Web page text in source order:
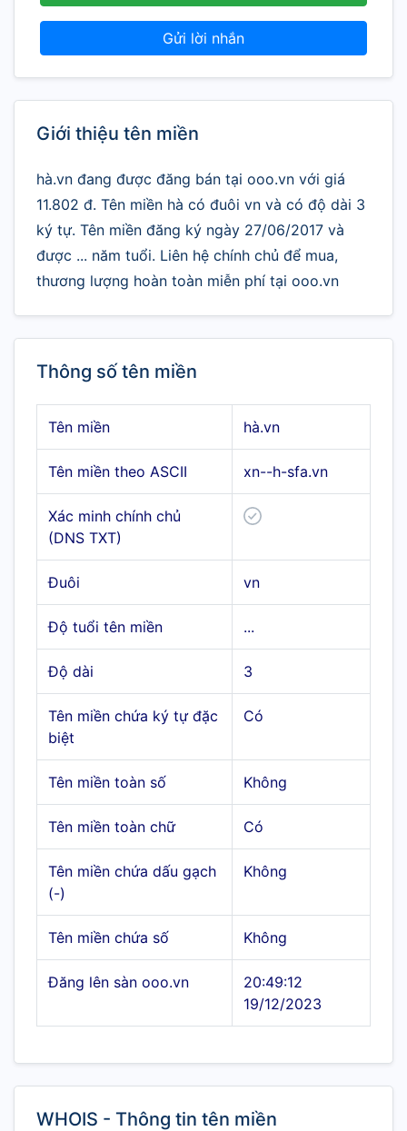
Gửi lời nhắn
Giới thiệu tên miền
hà.vn đang được đăng bán tại ooo.vn với giá
11.802 đ. Tên miền hà có đuôi vn và có độ dài 3
ký tự. Tên miền đăng ký ngày 27/06/2017 và
được ... năm tuổi. Liên hệ chính chủ để mua,
thương lượng hoàn toàn miễn phí tại ooo.vn
Thông số tên miền
Tên miền hà.vn
Tên miền theo ASCII xn--h-sfa.vn
Xác minh chính chủ
(DNS TXT)
Đuôi vn
Độ tuổi tên miền ...
Độ dài 3
Tên miền chứa ký tự đặc
biệt
Có
Tên miền toàn số Không
Tên miền toàn chữ Có
Tên miền chứa dấu gạch
(-)
Không
Tên miền chứa số Không
Đăng lên sàn ooo.vn
20:49:12
19/12/2023
WHOIS - Thông tin tên miền